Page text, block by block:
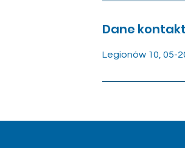
Dane
Legionów 10, 05-